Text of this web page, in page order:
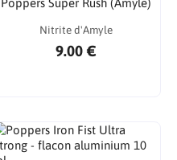
Poppers Super Rush (Amyle)
Nitrite d'Amyle
9.00 €